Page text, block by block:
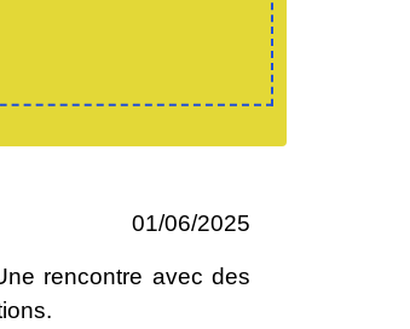
01/06/2025
rencontre avec des